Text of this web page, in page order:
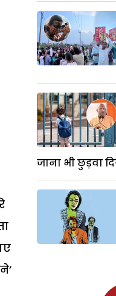
जाना भी छुड़वा